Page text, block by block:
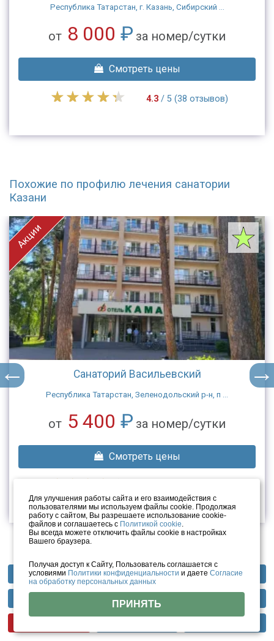
Профили лечения Фотогалерея Отзывы
Республика Татарстан, г. Казань, Сибирский ...
от 8 000 ₽ за номер/сутки
Смотреть цены
4.3/ 5 (38 отзывов)
Похожие по профилю лечения санатории
Казани
Санаторий Нехама
Республика Татарстан, г. Казань, п ...
от 4 000₽за чел/сутки
Смотреть цены
Самые популярные санатории Казани
Акции
Для улучшения работы сайта и его взаимодействия с
пользователями мы используем файлы cookie. Продолжая
работу с сайтом, Вы разрешаете использование cookie-
файлов и соглашаетесь с Политикой cookie.
Вы всегда можете отключить файлы cookie в настройках
Вашего браузера.
Получая доступ к Сайту, Пользователь соглашается с
условиями Политики конфиденциальности и даетеСогласие
на обработку персональных данных
ПРИНЯТЬ